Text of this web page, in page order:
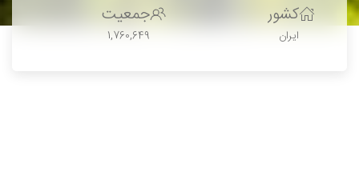
کشور
ایران
جمعیت
1,760,649